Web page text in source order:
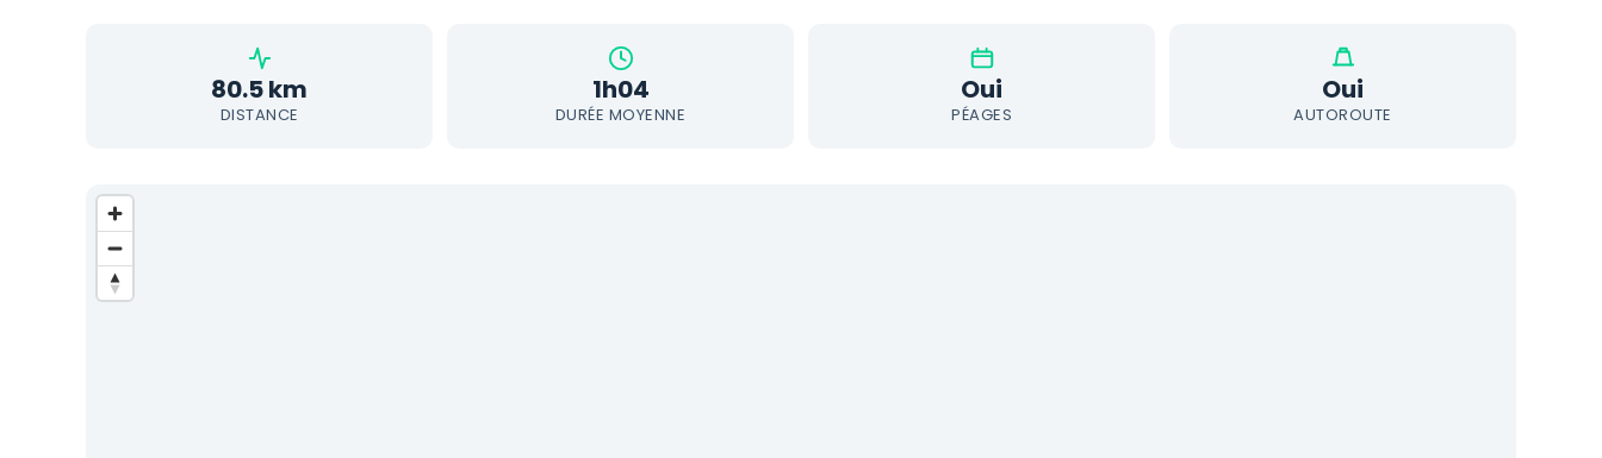
80.5 km
DISTANCE
1h04
DURÉE MOYENNE
Oui
PÉAGES
Oui
AUTOROUTE